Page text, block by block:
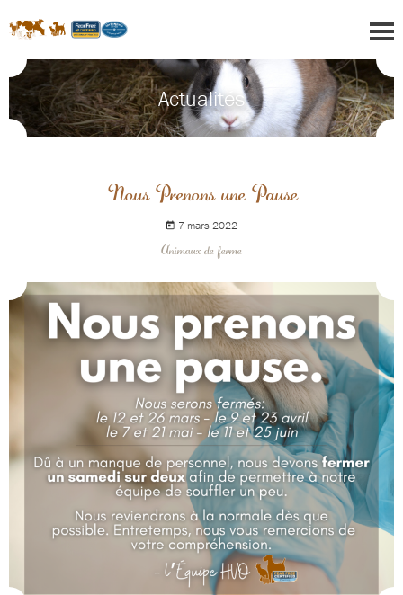
Actualités
Nous Prenons une Pause
7 mars 2022
Animaux de ferme